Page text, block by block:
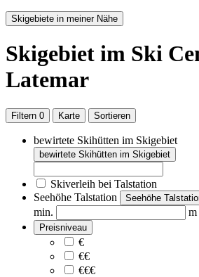
Skigebiete in meiner Nähe
Skigebiet im Ski
Latemar
Filtern 0 Karte Sortieren
bewirtete Skihütten im Skigebiet
bewirtete Skihütten im Skigebiet
Skiverleih bei Talstation
Seehöhe Talstation
Seehöhe
min. m
Preisniveau
€
€€
€€€